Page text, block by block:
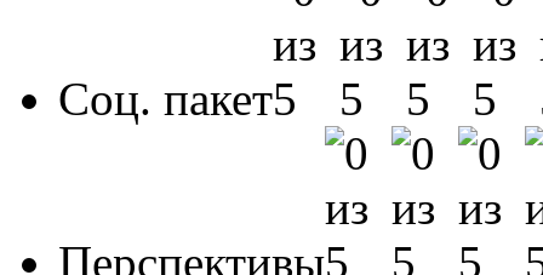
Соц. пакет
Перспективы